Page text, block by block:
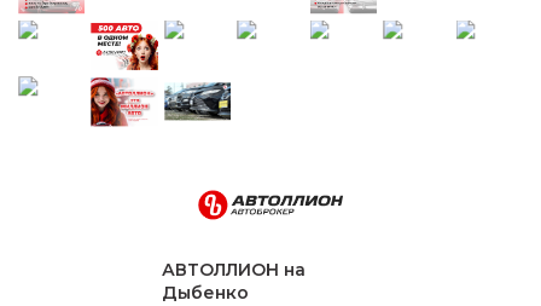
АВТОЛЛИОН на
Дыбенко